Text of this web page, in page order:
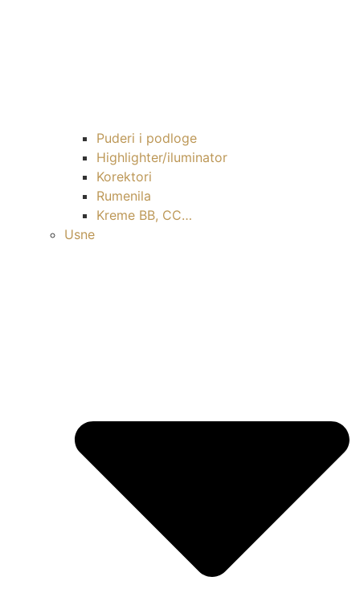
Puderi i podloge
Highlighter/iluminator
Korektori
Rumenila
Kreme BB, CC…
Usne